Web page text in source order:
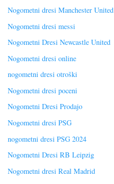
Nogometni dresi Manchester United
Nogometni dresi messi
Nogometni Dresi Newcastle United
Nogometni dresi online
nogometni dresi otroški
Nogometni dresi poceni
Nogometni Dresi Prodajo
Nogometni dresi PSG
nogometni dresi PSG 2024
Nogometni Dresi RB Leipzig
Nogometni dresi Real Madrid